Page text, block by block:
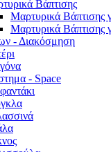
Βάπτισης
Μαρτυρικά Βάπτισης
Μαρτυρικά Βάπτισης
- Διακόσμηση
- Space